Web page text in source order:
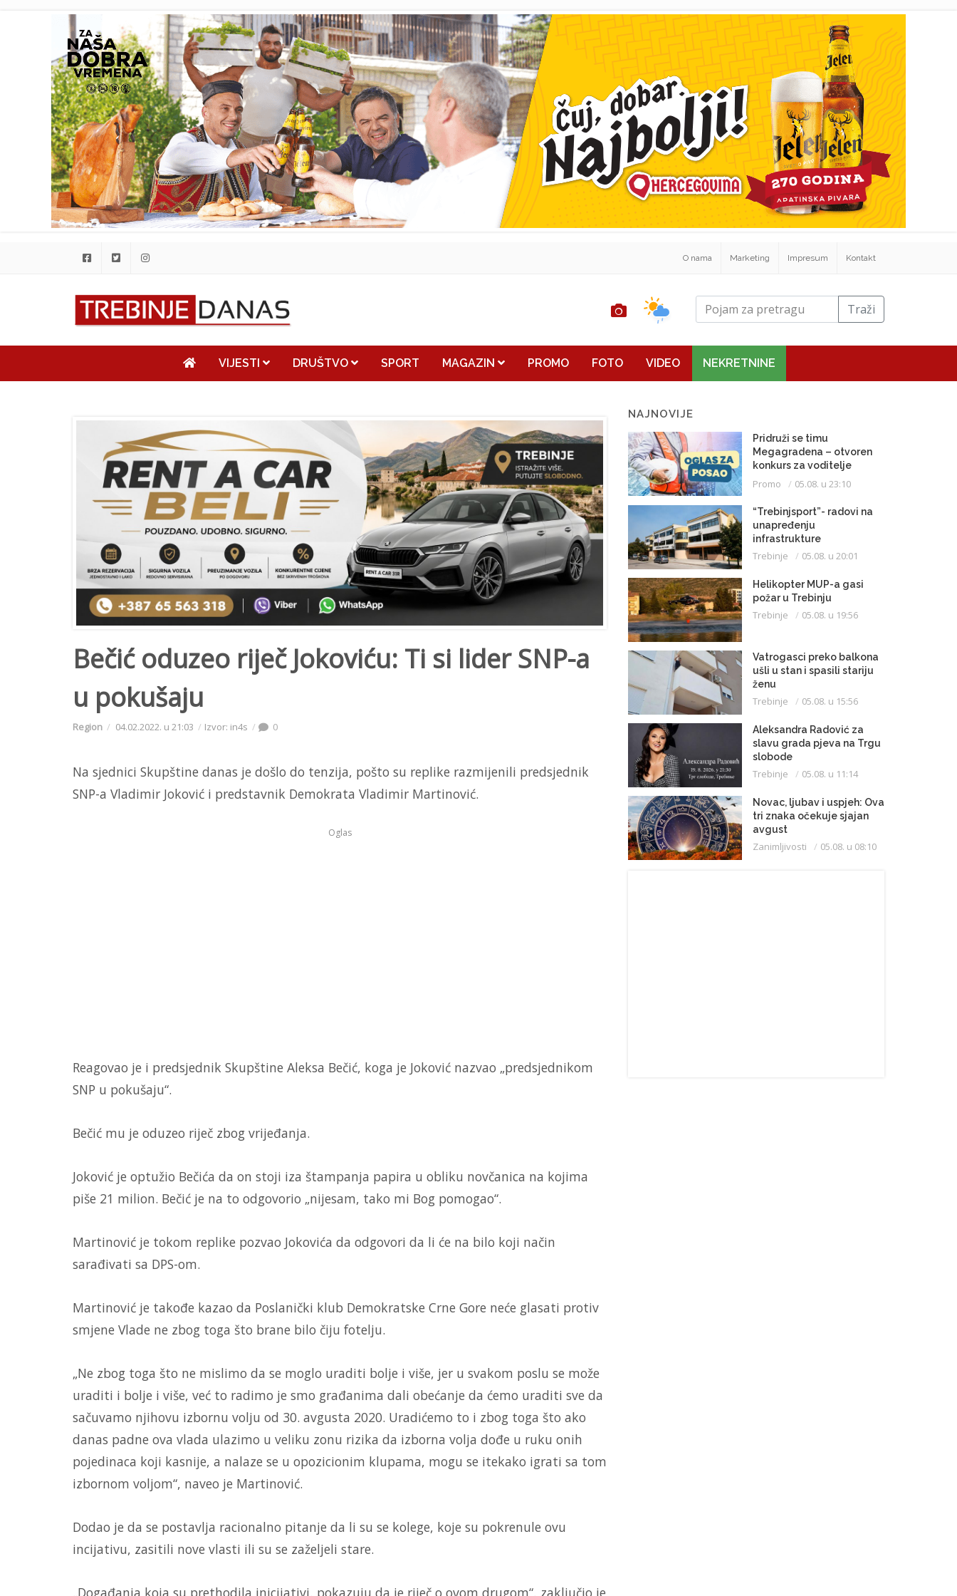
O nama Marketing Impresum Kontakt
Traži
VIJESTI DRUŠTVO SPORT MAGAZIN PROMO FOTO VIDEO NEKRETNINE
Bečić oduzeo riječ Jokoviću: Ti si lider SNP-a
u pokušaju
Region 04.02.2022. u 21:03 Izvor: in4s 0
Na sjednici Skupštine danas je došlo do tenzija, pošto su replike razmijenili predsjednik
SNP-a Vladimir Joković i predstavnik Demokrata Vladimir Martinović.
Oglas
Reagovao je i predsjednik Skupštine Aleksa Bečić, koga je Joković nazvao „predsjednikom
SNP u pokušaju“.
Bečić mu je oduzeo riječ zbog vrijeđanja.
Joković je optužio Bečića da on stoji iza štampanja papira u obliku novčanica na kojima
piše 21 milion. Bečić je na to odgovorio „nijesam, tako mi Bog pomogao“.
Martinović je tokom replike pozvao Jokovića da odgovori da li će na bilo koji način
sarađivati sa DPS-om.
Martinović je takođe kazao da Poslanički klub Demokratske Crne Gore neće glasati protiv
smjene Vlade ne zbog toga što brane bilo čiju fotelju.
„Ne zbog toga što ne mislimo da se moglo uraditi bolje i više, jer u svakom poslu se može
uraditi i bolje i više, već to radimo je smo građanima dali obećanje da ćemo uraditi sve da
sačuvamo njihovu izbornu volju od 30. avgusta 2020. Uradićemo to i zbog toga što ako
danas padne ova vlada ulazimo u veliku zonu rizika da izborna volja dođe u ruku onih
pojedinaca koji kasnije, a nalaze se u opozicionim klupama, mogu se itekako igrati sa tom
izbornom voljom“, naveo je Martinović.
Dodao je da se postavlja racionalno pitanje da li su se kolege, koje su pokrenule ovu
incijativu, zasitili nove vlasti ili su se zaželjeli stare.
„Događanja koja su prethodila inicijativi, pokazuju da je riječ o ovom drugom“, zaključio je
NAJNOVIJE
Pridruži se timu
Megagradena – otvoren
konkurs za voditelje
gradilišta
Promo 05.08. u 23:10
“Trebinjsport”- radovi na
unapređenju
infrastrukture
Trebinje 05.08. u 20:01
Helikopter MUP-a gasi
požar u Trebinju
Trebinje 05.08. u 19:56
Vatrogasci preko balkona
ušli u stan i spasili stariju
ženu
Trebinje 05.08. u 15:56
Aleksandra Radović za
slavu grada pjeva na Trgu
slobode
Trebinje 05.08. u 11:14
Novac, ljubav i uspjeh: Ova
tri znaka očekuje sjajan
avgust
Zanimljivosti 05.08. u 08:10